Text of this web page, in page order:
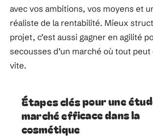
avec vos ambitions, vos moyens et
réaliste de la rentabilité. Mieux
projet, c’est aussi gagner en agilité
secousses d’un marché où tout
vite.
Étapes clés pour une
marché efficace dans la
cosmétique